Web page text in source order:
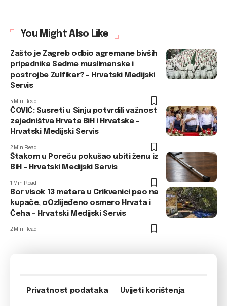
You Might Also Like
Zašto je Zagreb odbio agremane bivših
pripadnika Sedme muslimanske i
postrojbe Zulfikar? – Hrvatski Medijski
Servis
5 Min Read
ČOVIĆ: Susreti u Sinju potvrdili važnost
zajedništva Hrvata BiH i Hrvatske –
Hrvatski Medijski Servis
2 Min Read
Štakom u Poreču pokušao ubiti ženu iz
BiH – Hrvatski Medijski Servis
1 Min Read
Bor visok 13 metara u Crikvenici pao na
kupače, oOzlijeđeno osmero Hrvata i
Čeha – Hrvatski Medijski Servis
2 Min Read
Privatnost podataka Uvijeti korištenja